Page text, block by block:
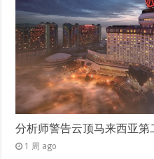
分析师警告云顶马来西亚第
1 周 ago